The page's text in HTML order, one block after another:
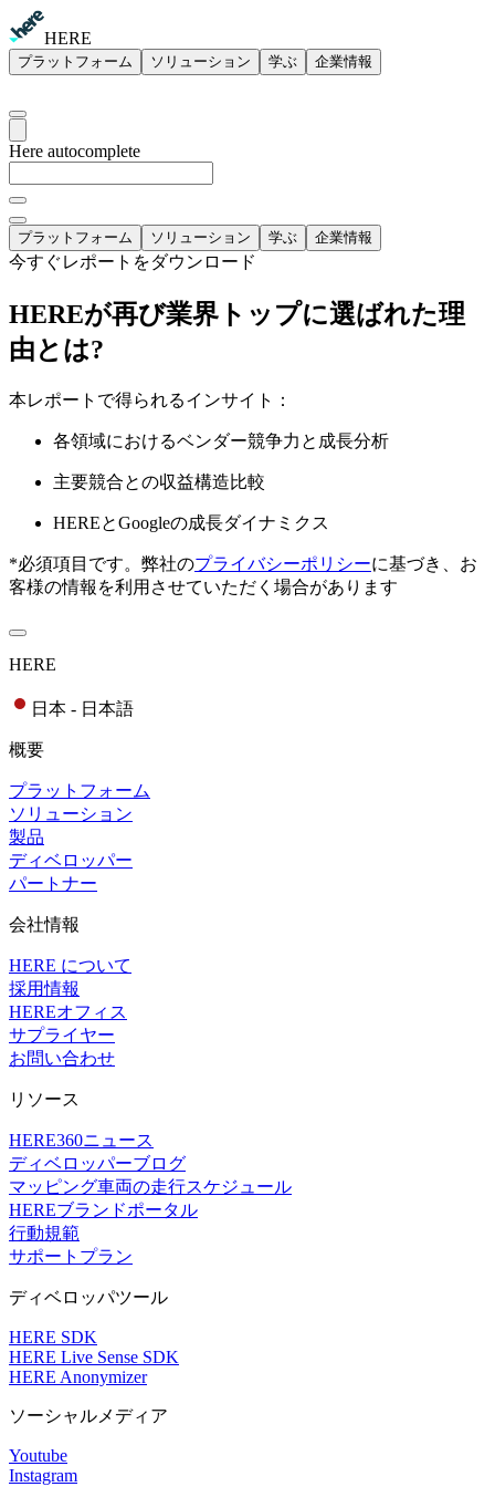
HERE
プラットフォーム ソリューション 学ぶ 企業情報
Here autocomplete
プラットフォーム ソリューション 学ぶ 企業情報
今すぐレポートをダウンロード
HEREが再び業界トップに選ばれた理
由とは?
本レポートで得られるインサイト：
各領域におけるベンダー競争力と成長分析
主要競合との収益構造比較
HEREとGoogleの成長ダイナミクス
*必須項目です。弊社のプライバシーポリシーに基づき、お
客様の情報を利用させていただく場合があります
HERE
日本 - 日本語
概要
プラットフォーム
ソリューション
製品
ディベロッパー
パートナー
会社情報
HERE について
採用情報
HEREオフィス
サプライヤー
お問い合わせ
リソース
HERE360ニュース
ディベロッパーブログ
マッピング車両の走行スケジュール
HEREブランドポータル
行動規範
サポートプラン
ディベロッパツール
HERE SDK
HERE Live Sense SDK
HERE Anonymizer
ソーシャルメディア
Youtube
Instagram